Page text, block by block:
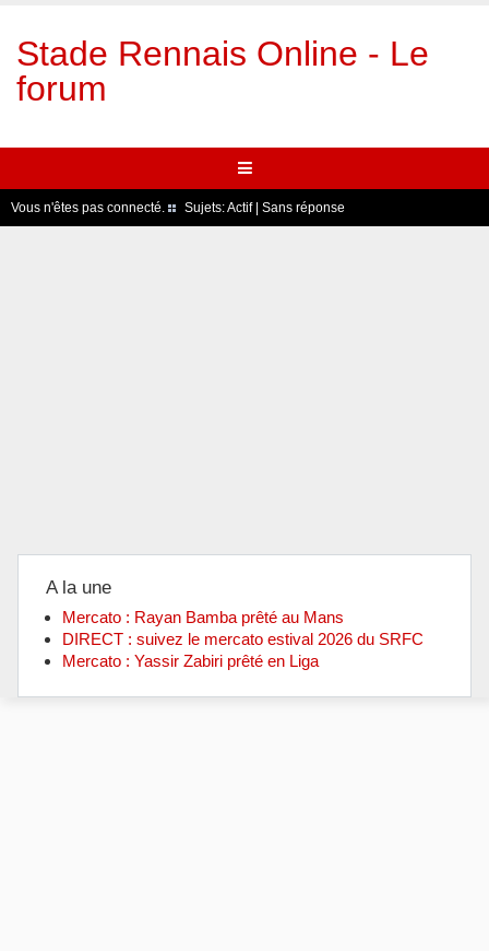
Stade Rennais Online - Le
forum
Vous n'êtes pas connecté. Sujets:Actif| Sans réponse
A la une
Mercato : Rayan Bamba prêté au Mans
DIRECT : suivez le mercato estival 2026 du SRFC
Mercato : Yassir Zabiri prêté en Liga